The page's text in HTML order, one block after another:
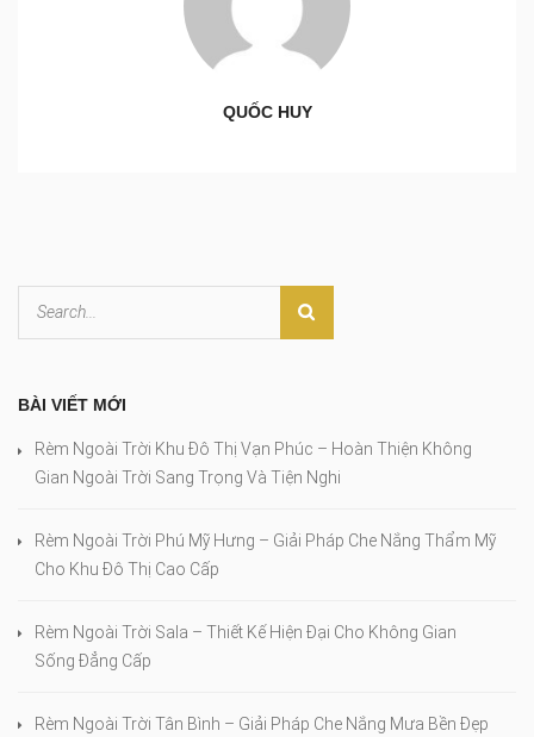
QUỐC HUY
BÀI VIẾT MỚI
Rèm Ngoài Trời Khu Đô Thị Vạn Phúc – Hoàn Thiện Không
Gian Ngoài Trời Sang Trọng Và Tiện Nghi
Rèm Ngoài Trời Phú Mỹ Hưng – Giải Pháp Che Nắng Thẩm Mỹ
Cho Khu Đô Thị Cao Cấp
Rèm Ngoài Trời Sala – Thiết Kế Hiện Đại Cho Không Gian
Sống Đẳng Cấp
Rèm Ngoài Trời Tân Bình – Giải Pháp Che Nắng Mưa Bền Đẹp